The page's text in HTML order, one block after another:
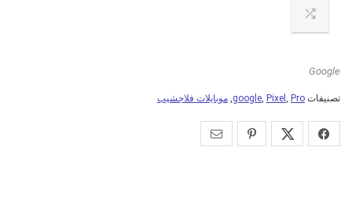
Google
تصنيفات google, Pixel , Pro
, موبايلات فلاجشيب